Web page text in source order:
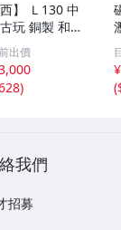
西】 Ｌ130 中
玩 銅製 和興
蓋物 唐物
出價
)
(
我們
招募